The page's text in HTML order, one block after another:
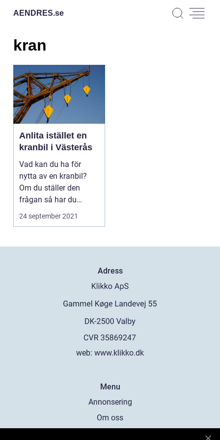
AENDRES.se
kran
Anlita istället en
kranbil i Västerås
Vad kan du ha för
nytta av en kranbil?
Om du ställer den
frågan så har du
troligen inte haft
kontakt...
24 september 2021
Adress
web: www.klikko.dk
Menu
Annonsering
Om oss